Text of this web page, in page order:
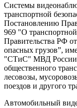
Системы
транспортной
Постановлению
969 "О
Правительства РФ
опасных грузов”,
"СТиС" МВД России.
общественного
лесовозы,
поездов и другого
Автомобильный